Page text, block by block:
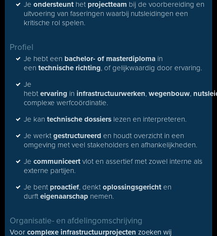
Je ondersteunt het projectteam bij de voorbereiding en
uitvoering van faseringen waarbij nutsleidingen een
kritische rol spelen.
Profiel
Je hebt een bachelor- of masterdiploma in
een technische richting, of gelijkwaardig door ervaring.
Je
hebt ervaring in infrastructuurwerken, wegenbouw,
complexe werfcoördinatie.
Je kan technische dossiers lezen en interpreteren.
Je werkt gestructureerd en houdt overzicht in een
omgeving met veel stakeholders en afhankelijkheden.
Je communiceert vlot en assertief met zowel interne als
externe partijen.
Je bent proactief, denkt oplossingsgericht en
durft eigenaarschap nemen.
Organisatie- en afdelingomschrijving
Voor complexe infrastructuurprojecten zoeken wij